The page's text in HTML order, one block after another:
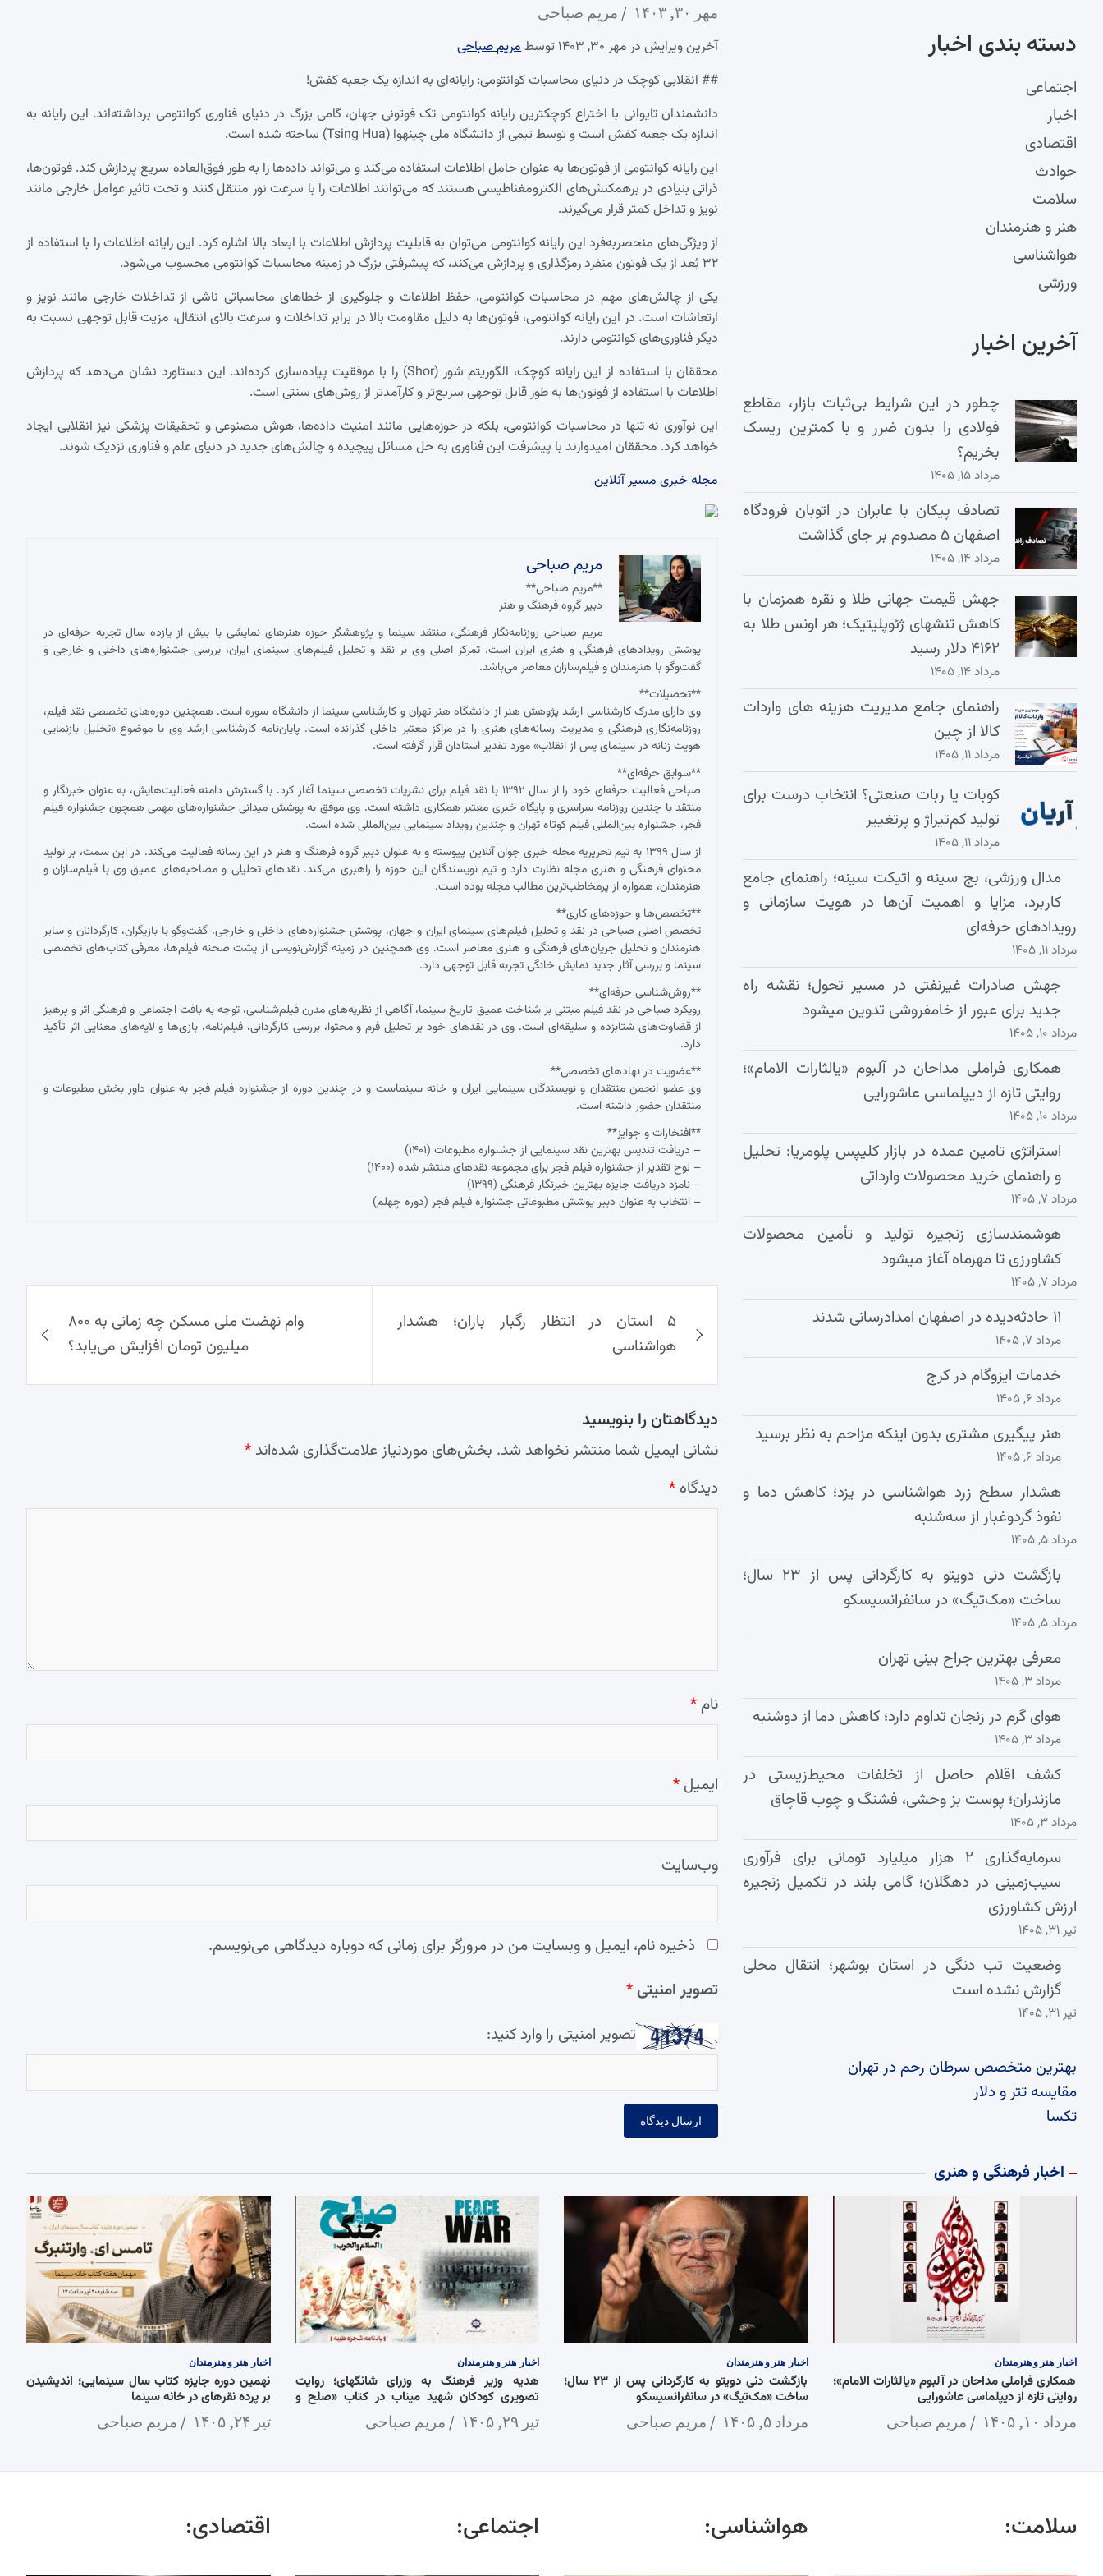
مهر ۳۰, ۱۴۰۳ مریم صباحی
آخرین ویرایش در مهر ۳۰, ۱۴۰۳ توسط
مریم صباحی
## انقلابی کوچک در دنیای محاسبات کوانتومی: رایانه‌ای به اندازه یک جعبه کفش!
دانشمندان تایوانی با اختراع کوچکترین رایانه کوانتومی تک فوتونی جهان، گامی بزرگ در دنیای فناوری کوانتومی برداشته‌اند. این رایانه به
اندازه یک جعبه کفش است و توسط تیمی از دانشگاه ملی چینهوا (Tsing Hua) ساخته شده است.
این رایانه کوانتومی از فوتون‌ها به عنوان حامل اطلاعات استفاده می‌کند و می‌تواند داده‌ها را به طور فوق‌العاده سریع پردازش کند. فوتون‌ها،
ذراتی بنیادی در برهمکنش‌های الکترومغناطیسی هستند که می‌توانند اطلاعات را با سرعت نور منتقل کنند و تحت تاثیر عوامل خارجی مانند
نویز و تداخل کمتر قرار می‌گیرند.
از ویژگی‌های منحصربه‌فرد این رایانه کوانتومی می‌توان به قابلیت پردازش اطلاعات با ابعاد بالا اشاره کرد. این رایانه اطلاعات را با استفاده از
۳۲ بُعد از یک فوتون منفرد رمزگذاری و پردازش می‌کند، که پیشرفتی بزرگ در زمینه محاسبات کوانتومی محسوب می‌شود.
یکی از چالش‌های مهم در محاسبات کوانتومی، حفظ اطلاعات و جلوگیری از خطاهای محاسباتی ناشی از تداخلات خارجی مانند نویز و
ارتعاشات است. در این رایانه کوانتومی، فوتون‌ها به دلیل مقاومت بالا در برابر تداخلات و سرعت بالای انتقال، مزیت قابل توجهی نسبت به
دیگر فناوری‌های کوانتومی دارند.
محققان با استفاده از این رایانه کوچک، الگوریتم شور (Shor) را با موفقیت پیاده‌سازی کرده‌اند. این دستاورد نشان می‌دهد که پردازش
اطلاعات با استفاده از فوتون‌ها به طور قابل توجهی سریع‌تر و کارآمدتر از روش‌های سنتی است.
این نوآوری نه تنها در محاسبات کوانتومی، بلکه در حوزه‌هایی مانند امنیت داده‌ها، هوش مصنوعی و تحقیقات پزشکی نیز انقلابی ایجاد
خواهد کرد. محققان امیدوارند با پیشرفت این فناوری به حل مسائل پیچیده و چالش‌های جدید در دنیای علم و فناوری نزدیک شوند.
مجله خبری مسیر آنلاین
مریم صباحی
**مریم صباحی**
دبیر گروه فرهنگ و هنر
مریم صباحی روزنامه‌نگار فرهنگی، منتقد سینما و پژوهشگر حوزه هنرهای نمایشی با بیش از یازده سال تجربه حرفه‌ای در
پوشش رویدادهای فرهنگی و هنری ایران است. تمرکز اصلی وی بر نقد و تحلیل فیلم‌های سینمای ایران، بررسی جشنواره‌های داخلی و خارجی و
گفت‌وگو با هنرمندان و فیلم‌سازان معاصر می‌باشد.
**تحصیلات**
وی دارای مدرک کارشناسی ارشد پژوهش هنر از دانشگاه هنر تهران و کارشناسی سینما از دانشگاه سوره است. همچنین دوره‌های تخصصی نقد فیلم،
روزنامه‌نگاری فرهنگی و مدیریت رسانه‌های هنری را در مراکز معتبر داخلی گذرانده است. پایان‌نامه کارشناسی ارشد وی با موضوع «تحلیل بازنمایی
هویت زنانه در سینمای پس از انقلاب» مورد تقدیر استادان قرار گرفته است.
**سوابق حرفه‌ای**
صباحی فعالیت حرفه‌ای خود را از سال ۱۳۹۲ با نقد فیلم برای نشریات تخصصی سینما آغاز کرد. با گسترش دامنه فعالیت‌هایش، به عنوان خبرنگار و
منتقد با چندین روزنامه سراسری و پایگاه خبری معتبر همکاری داشته است. وی موفق به پوشش میدانی جشنواره‌های مهمی همچون جشنواره فیلم
فجر، جشنواره بین‌المللی فیلم کوتاه تهران و چندین رویداد سینمایی بین‌المللی شده است.
از سال ۱۳۹۹ به تیم تحریریه مجله خبری جوان آنلاین پیوسته و به عنوان دبیر گروه فرهنگ و هنر در این رسانه فعالیت می‌کند. در این سمت، بر تولید
محتوای فرهنگی و هنری مجله نظارت دارد و تیم نویسندگان این حوزه را راهبری می‌کند. نقدهای تحلیلی و مصاحبه‌های عمیق وی با فیلم‌سازان و
هنرمندان، همواره از پرمخاطب‌ترین مطالب مجله بوده است.
**تخصص‌ها و حوزه‌های کاری**
تخصص اصلی صباحی در نقد و تحلیل فیلم‌های سینمای ایران و جهان، پوشش جشنواره‌های داخلی و خارجی، گفت‌وگو با بازیگران، کارگردانان و سایر
هنرمندان و تحلیل جریان‌های فرهنگی و هنری معاصر است. وی همچنین در زمینه گزارش‌نویسی از پشت صحنه فیلم‌ها، معرفی کتاب‌های تخصصی
سینما و بررسی آثار جدید نمایش خانگی تجربه قابل توجهی دارد.
**روش‌شناسی حرفه‌ای**
رویکرد صباحی در نقد فیلم مبتنی بر شناخت عمیق تاریخ سینما، آگاهی از نظریه‌های مدرن فیلم‌شناسی، توجه به بافت اجتماعی و فرهنگی اثر و پرهیز
از قضاوت‌های شتابزده و سلیقه‌ای است. وی در نقدهای خود بر تحلیل فرم و محتوا، بررسی کارگردانی، فیلم‌نامه، بازی‌ها و لایه‌های معنایی اثر تأکید
دارد.
**عضویت در نهادهای تخصصی**
وی عضو انجمن منتقدان و نویسندگان سینمایی ایران و خانه سینماست و در چندین دوره از جشنواره فیلم فجر به عنوان داور بخش مطبوعات و
منتقدان حضور داشته است.
**افتخارات و جوایز**
– دریافت تندیس بهترین نقد سینمایی از جشنواره مطبوعات (۱۴۰۱)
– لوح تقدیر از جشنواره فیلم فجر برای مجموعه نقدهای منتشر شده (۱۴۰۰)
– نامزد دریافت جایزه بهترین خبرنگار فرهنگی (۱۳۹۹)
– انتخاب به عنوان دبیر پوشش مطبوعاتی جشنواره فیلم فجر (دوره چهلم)
نوشته‌ها۵ استان در انتظار رگبار باران؛ هشدار
هواشناسی
وام نهضت ملی مسکن چه زمانی به ۸۰۰
میلیون تومان افزایش می‌یابد؟
دیدگاهتان را بنویسید
نشانی ایمیل شما منتشر نخواهد شد. بخش‌های موردنیاز علامت‌گذاری شده‌اند *
دیدگاه *
نام *
ایمیل *
وب‌سایت
ذخیره نام، ایمیل و وبسایت من در مرورگر برای زمانی که دوباره دیدگاهی می‌نویسم.
تصویر امنیتی*
تصویر امنیتی را وارد کنید:
دسته‌ بندی اخبار
اجتماعی
اخبار
اقتصادی
حوادث
سلامت
هنر و هنرمندان
هواشناسی
ورزشی
آخرین اخبار
چطور در این شرایط بی‌ثبات بازار، مقاطع
فولادی را بدون ضرر و با کمترین ریسک
بخریم؟
مرداد ۱۵, ۱۴۰۵
تصادف پیکان با عابران در اتوبان فرودگاه
اصفهان ۵ مصدوم بر جای گذاشت
مرداد ۱۴, ۱۴۰۵
جهش قیمت جهانی طلا و نقره همزمان با
کاهش تنشهای ژئوپلیتیک؛ هر اونس طلا به
۴۱۶۲ دلار رسید
مرداد ۱۴, ۱۴۰۵
راهنمای جامع مدیریت هزینه‌ های واردات
کالا از چین
مرداد ۱۱, ۱۴۰۵
کوبات یا ربات صنعتی؟ انتخاب درست برای
تولید کم‌تیراژ و پرتغییر
مرداد ۱۱, ۱۴۰۵
مدال ورزشی، بج سینه و اتیکت سینه؛ راهنمای جامع
کاربرد، مزایا و اهمیت آن‌ها در هویت سازمانی و
رویدادهای حرفه‌ای
مرداد ۱۱, ۱۴۰۵
جهش صادرات غیرنفتی در مسیر تحول؛ نقشه راه
جدید برای عبور از خامفروشی تدوین میشود
مرداد ۱۰, ۱۴۰۵
همکاری فراملی مداحان در آلبوم «یالثارات الامام»؛
روایتی تازه از دیپلماسی عاشورایی
مرداد ۱۰, ۱۴۰۵
استراتژی تامین عمده در بازار کلیپس پلومریا: تحلیل
و راهنمای خرید محصولات وارداتی
مرداد ۷, ۱۴۰۵
هوشمندسازی زنجیره تولید و تأمین محصولات
کشاورزی تا مهرماه آغاز میشود
مرداد ۷, ۱۴۰۵
۱۱ حادثه‌دیده در اصفهان امدادرسانی شدند
مرداد ۷, ۱۴۰۵
خدمات ایزوگام در کرج
مرداد ۶, ۱۴۰۵
هنر پیگیری مشتری بدون اینکه مزاحم به نظر برسید
مرداد ۶, ۱۴۰۵
هشدار سطح زرد هواشناسی در یزد؛ کاهش دما و
نفوذ گردوغبار از سه‌شنبه
مرداد ۵, ۱۴۰۵
بازگشت دنی دویتو به کارگردانی پس از ۲۳ سال؛
ساخت «مک‌تیگ» در سانفرانسیسکو
مرداد ۵, ۱۴۰۵
معرفی بهترین جراح بینی تهران
مرداد ۳, ۱۴۰۵
هوای گرم در زنجان تداوم دارد؛ کاهش دما از دوشنبه
مرداد ۳, ۱۴۰۵
کشف اقلام حاصل از تخلفات محیط‌زیستی در
مازندران؛ پوست بز وحشی، فشنگ و چوب قاچاق
مرداد ۳, ۱۴۰۵
سرمایه‌گذاری ۲ هزار میلیارد تومانی برای فرآوری
سیب‌زمینی در دهگلان؛ گامی بلند در تکمیل زنجیره
ارزش کشاورزی
تیر ۳۱, ۱۴۰۵
وضعیت تب دنگی در استان بوشهر؛ انتقال محلی
گزارش نشده است
تیر ۳۱, ۱۴۰۵
بهترین متخصص سرطان رحم در تهران
مقایسه تتر و دلار
تکسا
اخبار فرهنگی و هنری
اخبار هنر و هنرمندان
همکاری فراملی مداحان در آلبوم «یالثارات الامام»؛
روایتی تازه از دیپلماسی عاشورایی
مرداد ۱۰, ۱۴۰۵ مریم صباحی
اخبار هنر و هنرمندان
بازگشت دنی دویتو به کارگردانی پس از ۲۳ سال؛
ساخت «مک‌تیگ» در سانفرانسیسکو
مرداد ۵, ۱۴۰۵ مریم صباحی
اخبار هنر و هنرمندان
هدیه وزیر فرهنگ به وزرای شانگهای؛ روایت
تصویری کودکان شهید میناب در کتاب «صلح و
تیر ۲۹, ۱۴۰۵ مریم صباحی
اخبار هنر و هنرمندان
نهمین دوره جایزه کتاب سال سینمایی؛ اندیشیدن
بر پرده نقرهای در خانه سینما
تیر ۲۴, ۱۴۰۵ مریم صباحی
سلامت: هواشناسی: اجتماعی: اقتصادی: